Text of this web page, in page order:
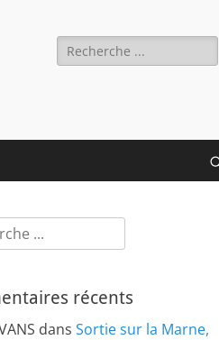
Rechercher :
:
récents
dans Sortie sur la Marne,